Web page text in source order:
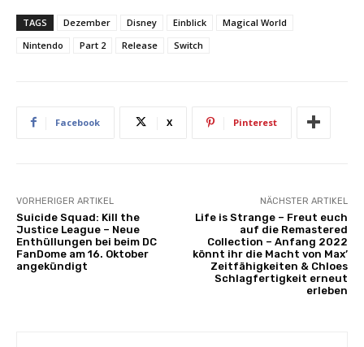
TAGS Dezember Disney Einblick
Magical World
Nintendo
Part 2 Release Switch
Facebook X Pinterest
VORHERIGER ARTIKEL
Suicide Squad: Kill the
Justice League – Neue
Enthüllungen bei beim DC
FanDome am 16. Oktober
angekündigt
NÄCHSTER ARTIKEL
Life is Strange – Freut euch
auf die Remastered
Collection – Anfang 2022
könnt ihr die Macht von Max’
Zeitfähigkeiten & Chloes
Schlagfertigkeit erneut
erleben